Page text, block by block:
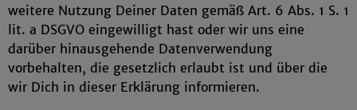
weitere Nutzung Deiner Daten gemäß Art. 6 Abs. 1 S. 1
lit. a DSGVO eingewilligt hast oder wir uns eine
darüber hinausgehende Datenverwendung
vorbehalten, die gesetzlich erlaubt ist und über die
wir Dich in dieser Erklärung informieren.